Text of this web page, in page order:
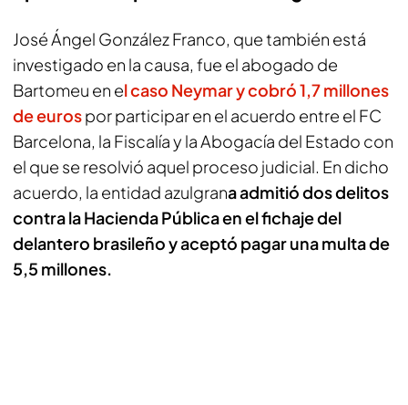
José Ángel González Franco, que también está
investigado en la causa, fue el abogado de
Bartomeu en el caso Neymar y cobró 1,7 millones
de eurospor participar en el acuerdo entre el FC
Barcelona, la Fiscalía y la Abogacía del Estado con
el que se resolvió aquel proceso judicial. En dicho
acuerdo, la entidad azulgrana admitió dos delitos
contra la Hacienda Pública en el fichaje del
delantero brasileño y aceptó pagar una multa de
5,5 millones.